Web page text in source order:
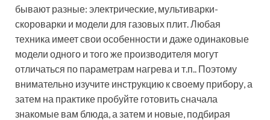
бывают разные: электрические, мультиварки-
скороварки и модели для газовых плит. Любая
техника имеет свои особенности и даже одинаковые
модели одного и того же производителя могут
отличаться по параметрам нагрева и т.п.. Поэтому
внимательно изучите инструкцию к своему прибору, а
затем на практике пробуйте готовить сначала
знакомые вам блюда, а затем и новые, подбирая